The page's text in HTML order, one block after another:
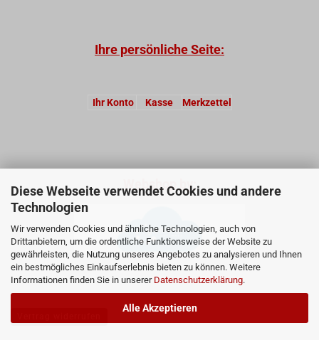
Diese Webseite verwendet Cookies und andere
Technologien
Wir verwenden Cookies und ähnliche Technologien, auch von
Drittanbietern, um die ordentliche Funktionsweise der Website zu
gewährleisten, die Nutzung unseres Angebotes zu analysieren und Ihnen
ein bestmögliches Einkaufserlebnis bieten zu können. Weitere
Informationen finden Sie in unserer Datenschutzerklärung.
Alle Akzeptieren
Ihre persönliche Seite:
Ihr Konto Kasse Merkzettel
Webshop by: